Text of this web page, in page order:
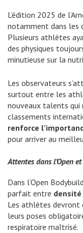
L’édition 2025 de
notamment dans les
Plusieurs athlètes
des physiques
minutieuse sur la
Les observateurs
surtout entre les
nouveaux talents qui
classements
renforce
pour arriver au
Attentes dans l’Open
Dans l’Open
parfait entre
Les athlètes devront
leurs poses
respiratoire maîtrisé.